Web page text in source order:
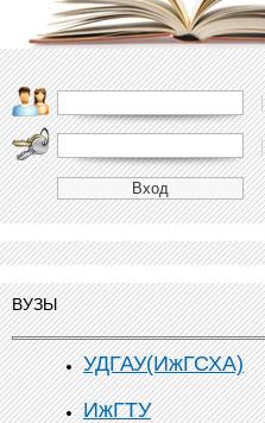
ВУЗЫ
УДГАУ(ИжГСХА)
ИжГТУ